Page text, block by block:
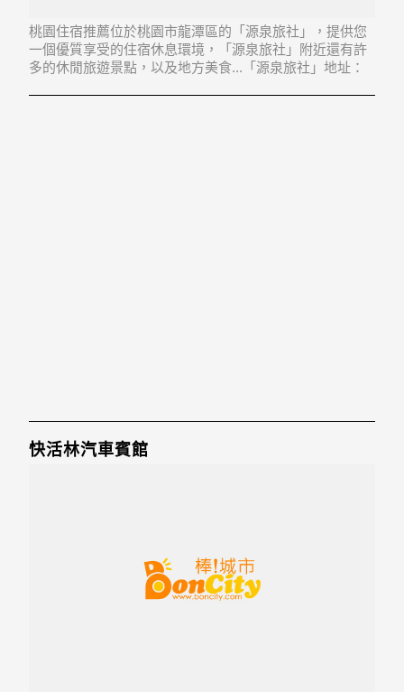
桃園住宿推薦位於桃園市龍潭區的「源泉旅社」，提供您
一個優質享受的住宿休息環境，「源泉旅社」附近還有許
多的休閒旅遊景點，以及地方美食...「源泉旅社」地址：
快活林汽車賓館